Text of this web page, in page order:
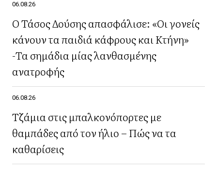
06.08.26
Ο Τάσος Δούσης απασφάλισε: «Οι γονείς
κάνουν τα παιδιά κάφρους και Κτήνη»
-Τα σημάδια μίας λανθασμένης
ανατροφής
06.08.26
Τζάμια στις μπαλκονόπορτες με
θαμπάδες από τον ήλιο – Πώς να τα
καθαρίσεις